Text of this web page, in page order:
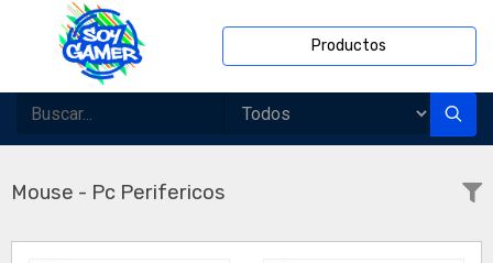
Productos
Mouse - Pc Perifericos